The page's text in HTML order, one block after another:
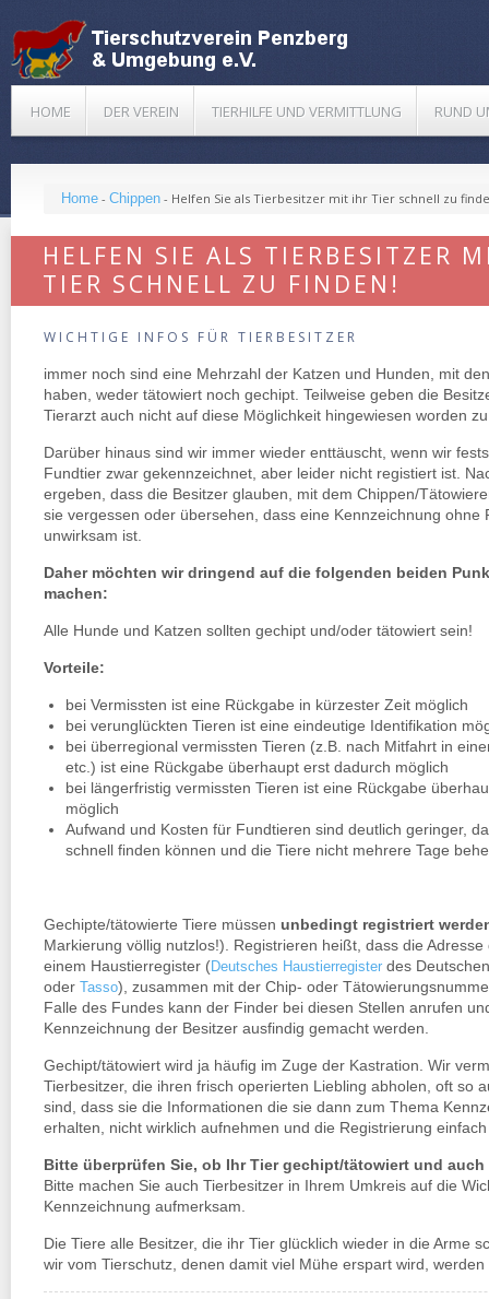
HOME DER VEREIN TIERHILFE UND VERMITTLUNG RUND
Home - Chippen - Helfen Sie als Tierbesitzer mit ihr Tier schnell zu
HELFEN SIE ALS TIERBESITZER
TIER SCHNELL ZU FINDEN!
WICHTIGE INFOS FÜR TIERBESITZER
immer noch sind eine Mehrzahl der Katzen und Hunden, mit
haben, weder tätowiert noch gechipt. Teilweise geben die
Tierarzt auch nicht auf diese Möglichkeit hingewiesen worden
Darüber hinaus sind wir immer wieder enttäuscht, wenn wir
Fundtier zwar gekennzeichnet, aber leider nicht registiert ist.
ergeben, dass die Besitzer glauben, mit dem Chippen/
sie vergessen oder übersehen, dass eine Kennzeichnung ohne
unwirksam ist.
Daher möchten wir dringend auf die folgenden beiden
machen:
Alle Hunde und Katzen sollten gechipt und/oder tätowiert sein!
Vorteile:
bei Vermissten ist eine Rückgabe in kürzester Zeit möglich
bei verunglückten Tieren ist eine eindeutige Identifikation
bei überregional vermissten Tieren (z.B. nach Mitfahrt in
etc.) ist eine Rückgabe überhaupt erst dadurch möglich
bei längerfristig vermissten Tieren ist eine Rückgabe
möglich
Aufwand und Kosten für Fundtieren sind deutlich geringer,
schnell finden können und die Tiere nicht mehrere Tage
Gechipte/tätowierte Tiere müssen unbedingt registriert
Markierung völlig nutzlos!). Registrieren heißt, dass die
einem Haustierregister (Deutsches Haustierregister des
oder Tasso), zusammen mit der Chip- oder
Falle des Fundes kann der Finder bei diesen Stellen anrufen
Kennzeichnung der Besitzer ausfindig gemacht werden.
Gechipt/tätowiert wird ja häufig im Zuge der Kastration. Wir
Tierbesitzer, die ihren frisch operierten Liebling abholen, oft so
sind, dass sie die Informationen die sie dann zum Thema
erhalten, nicht wirklich aufnehmen und die Registrierung
Bitte überprüfen Sie, ob Ihr Tier gechipt/tätowiert und
Bitte machen Sie auch Tierbesitzer in Ihrem Umkreis auf die
Kennzeichnung aufmerksam.
Die Tiere alle Besitzer, die ihr Tier glücklich wieder in die Arme
wir vom Tierschutz, denen damit viel Mühe erspart wird,